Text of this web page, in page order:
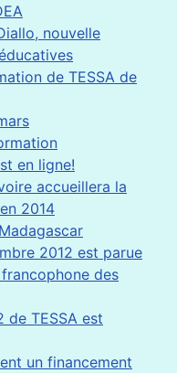
nouvelle
de TESSA de
en ligne!
accueillera la
2014
2012 est parue
des
de TESSA est
un financement